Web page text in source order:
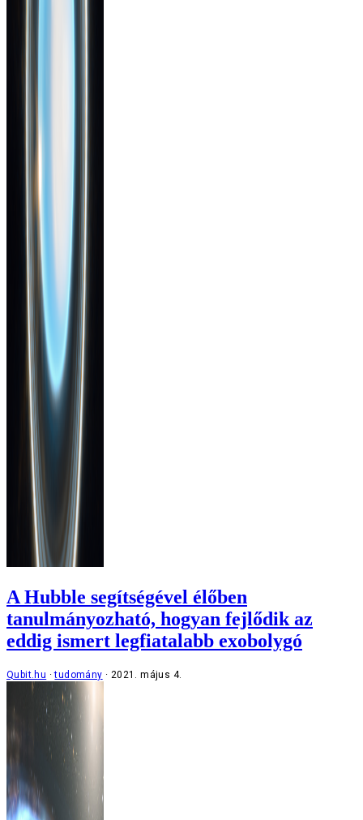
A Hubble segítségével élőben
tanulmányozható, hogyan fejlődik az
eddig ismert legfiatalabb exobolygó
Qubit.hu tudomány 2021. május 4.